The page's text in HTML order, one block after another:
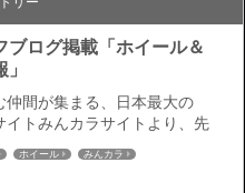
ブログ掲載「ホイール＆
仲間が集まる、日本最大の
イトみんカラサイトより、先
ットの２０２０新作ホイール
アロパーツ取材にきていただ
ホイール みんカラ